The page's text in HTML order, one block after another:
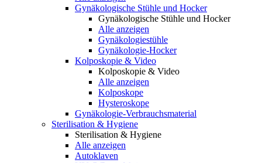
Gynäkologische Stühle und Hocker
Gynäkologische Stühle und Hocker
Alle anzeigen
Gynäkologiestühle
Gynäkologie-Hocker
Kolposkopie & Video
Kolposkopie & Video
Alle anzeigen
Kolposkope
Hysteroskope
Gynäkologie-Verbrauchsmaterial
Sterilisation & Hygiene
Sterilisation & Hygiene
Alle anzeigen
Autoklaven